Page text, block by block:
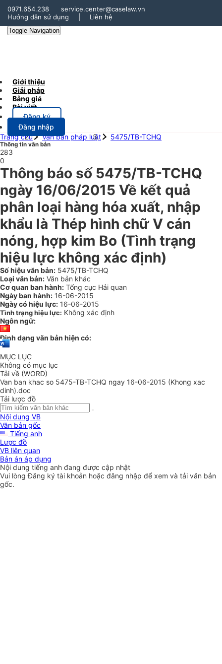
0971.654.238
service.center@caselaw.vn
Hướng dẫn sử dụng
Liên hệ
Toggle Navigation
Giới thiệu
Giải pháp
Bảng giá
Bài viết
Đăng ký
Đăng nhập
Trang chủ
Văn bản pháp luật 5475/TB-TCHQ
Thông tin văn bản
283
0
Thông báo số 5475/TB-TCHQ
ngày 16/06/2015 Về kết quả
phân loại hàng hóa xuất, nhập
khẩu là Thép hình chữ V cán
nóng, hợp kim Bo (Tình trạng
hiệu lực không xác định)
Số hiệu văn bản: 5475/TB-TCHQ
Loại văn bản: Văn bản khác
Cơ quan ban hành: Tổng cục Hải quan
Ngày ban hành: 16-06-2015
Ngày có hiệu lực: 16-06-2015
Tình trạng hiệu lực: Không xác định
Ngôn ngữ:
Định dạng văn bản hiện có:
MỤC LỤC
Không có mục lục
Tải về (WORD)
Van ban khac so 5475-TB-TCHQ ngay 16-06-2015 (Khong xac
dinh).doc
Tải lược đồ
Nội dung VB
Văn bản gốc
Tiếng anh
Lược đồ
VB liên quan
Bản án áp dụng
Nội dung tiếng anh đang được cập nhật
Vui lòngĐăng ký tài khoản hoặc đăng nhập để xem và tải văn bản
gốc.